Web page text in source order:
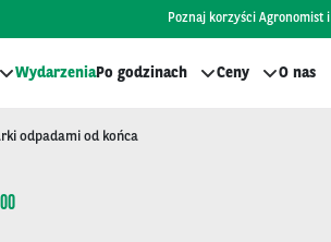
Poznaj korzyści Agronomist i
WydarzeniaPo godzinach Ceny O nas
odpadami od końca